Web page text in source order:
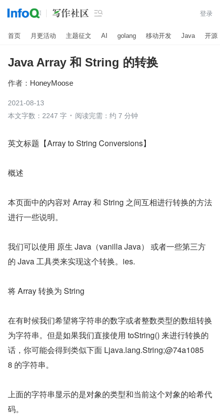
 登录
首页 月更活动 主题征文 AI golang 移动开发 Java 开源
Java Array 和 String 的转换
作者： HoneyMoose
2021-08-13
本文字数：2247 字
阅读完需：约 7 分钟
英文标题【Array to String Conversions】
概述
本页面中的内容对 Array 和 String 之间互相进行转换的方法
进行一些说明。
我们可以使用 原生 Java（vanilla Java） 或者一些第三方
的 Java 工具类来实现这个转换。ies.
将 Array 转换为 String
在有时候我们希望将字符串的数字或者整数类型的数组转换
为字符串。但是如果我们直接使用 toString() 来进行转换的
话，你可能会得到类似下面 Ljava.lang.String;@74a1085
8 的字符串。
上面的字符串显示的是对象的类型和当前这个对象的哈希代
码。